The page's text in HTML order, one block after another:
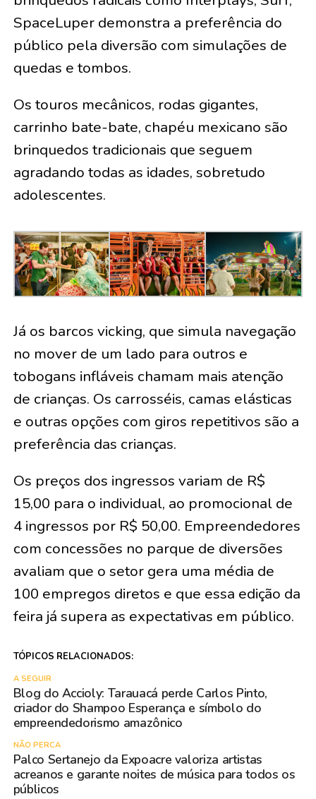
SpaceLuper demonstra a preferência do
público pela diversão com simulações de
quedas e tombos.
Os touros mecânicos, rodas gigantes,
carrinho bate-bate, chapéu mexicano são
brinquedos tradicionais que seguem
agradando todas as idades, sobretudo
adolescentes.
Já os barcos vicking, que simula navegação
no mover de um lado para outros e
tobogans infláveis chamam mais atenção
de crianças. Os carrosséis, camas elásticas
e outras opções com giros repetitivos são a
preferência das crianças.
Os preços dos ingressos variam de R$
15,00 para o individual, ao promocional de
4 ingressos por R$ 50,00. Empreendedores
com concessões no parque de diversões
avaliam que o setor gera uma média de
100 empregos diretos e que essa edição da
feira já supera as expectativas em público.
TÓPICOS RELACIONADOS:
A SEGUIR
Blog do Accioly: Tarauacá perde Carlos Pinto,
criador do Shampoo Esperança e símbolo do
empreendedorismo amazônico
NÃO PERCA
Palco Sertanejo da Expoacre valoriza artistas
acreanos e garante noites de música para todos os
públicos